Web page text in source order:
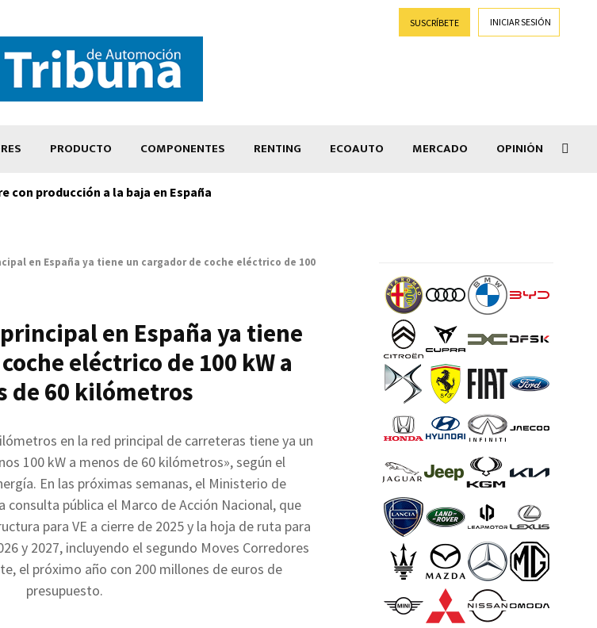
SUSCRÍBETE INICIAR SESIÓN
PRODUCTO COMPONENTES RENTING ECOAUTO MERCADO OPINIÓN
con producción a la baja en España
en España ya tiene un cargador de coche eléctrico de 100
en España ya tiene
eléctrico de 100 kW a
de 60 kilómetros
en la red principal de carreteras tiene ya un
100 kW a menos de 60 kilómetros», según el
En las próximas semanas, el Ministerio de
consulta pública el Marco de Acción Nacional, que
para VE a cierre de 2025 y la hoja de ruta para
y 2027, incluyendo el segundo Moves Corredores
el próximo año con 200 millones de euros de
presupuesto.